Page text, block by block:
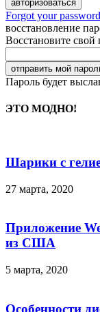
Forgot your
восстановление
Восстановите свой
Пароль будет
ЭТО МОДНО!
Шарики с
27 марта, 2020
Приложение
из США
5 марта, 2020
Особенности